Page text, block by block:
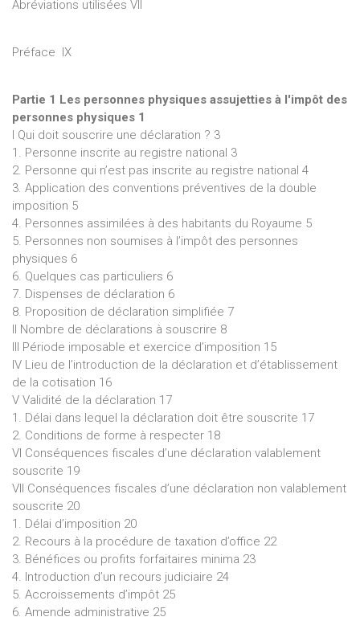
cotisation supplémentaire de 4% sur les revenus élevés,
qualification de certains frais déductibles en réductions
d’impôts… ;
- la suppression des aides liées à l’économie de l’énergie et
le régime transitoire ;
- la révision du taux d’imposition pour les pensions
complémentaires.
Pour la facilité des lecteurs, les auteurs ont également
indiqué les répercussions du projet de déclaration
gouvernemental pour l'exercice d'imposition 2013.
Abréviations utilisées VII
Préface IX
Partie 1 Les personnes physiques assujetties à l'impôt des
personnes physiques 1
I Qui doit souscrire une déclaration ? 3
1. Personne inscrite au registre national 3
2. Personne qui n’est pas inscrite au registre national 4
3. Application des conventions préventives de la double
imposition 5
4. Personnes assimilées à des habitants du Royaume 5
5. Personnes non soumises à l’impôt des personnes
physiques 6
6. Quelques cas particuliers 6
7. Dispenses de déclaration 6
8. Proposition de déclaration simplifiée 7
II Nombre de déclarations à souscrire 8
III Période imposable et exercice d’imposition 15
IV Lieu de l’introduction de la déclaration et d’établissement
de la cotisation 16
V Validité de la déclaration 17
1. Délai dans lequel la déclaration doit être souscrite 17
2. Conditions de forme à respecter 18
VI Conséquences fiscales d’une déclaration valablement
souscrite 19
VII Conséquences fiscales d’une déclaration non valablement
souscrite 20
1. Délai d’imposition 20
2. Recours à la procédure de taxation d’office 22
3. Bénéfices ou profits forfaitaires minima 23
4. Introduction d’un recours judiciaire 24
5. Accroissements d’impôt 25
6. Amende administrative 25